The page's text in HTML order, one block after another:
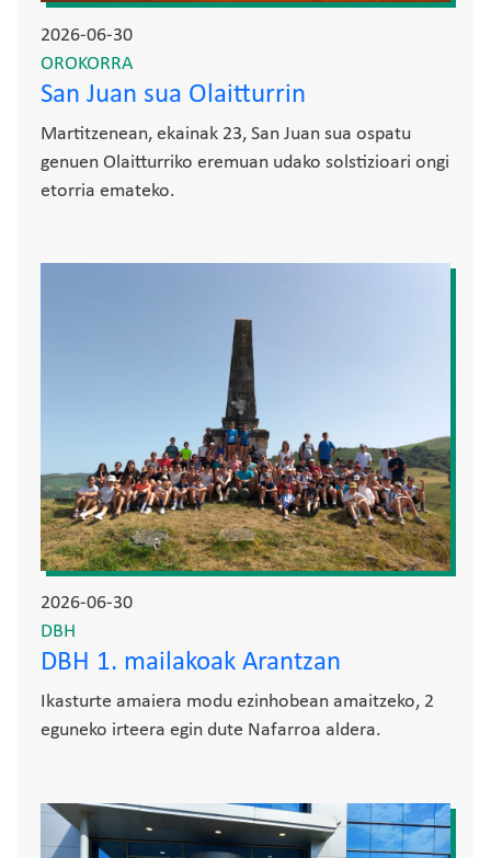
2026-06-30
OROKORRA
San Juan sua Olaitturrin
Martitzenean, ekainak 23, San Juan sua ospatu
genuen Olaitturriko eremuan udako solstizioari ongi
etorria emateko.
2026-06-30
DBH
DBH 1. mailakoak Arantzan
Ikasturte amaiera modu ezinhobean amaitzeko, 2
eguneko irteera egin dute Nafarroa aldera.
Irudia